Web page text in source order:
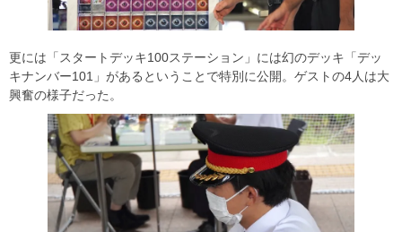
更には「スタートデッキ100ステーション」には幻のデッキ「デッ
キナンバー101」があるということで特別に公開。ゲストの4人は大
興奮の様子だった。